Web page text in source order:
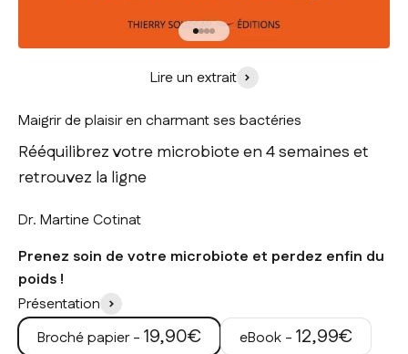
Aller à l'élément 1
Aller à l'élément 2
Aller à l'élément 3
Aller à l'élément 4
Lire un extrait
Maigrir de plaisir en charmant ses bactéries
Rééquilibrez votre microbiote en 4 semaines et
retrouvez la ligne
Dr. Martine Cotinat
Prenez soin de votre microbiote et perdez enfin du
poids !
Présentation
Broché papier - Prix de vente
19,90€ eBook - Prix de vente
12,99€